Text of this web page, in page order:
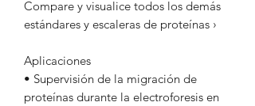
Compare y visualice todos los demás
estándares y escaleras de proteínas ›
Aplicaciones
• Supervisión de la migración de
proteínas durante la electroforesis en